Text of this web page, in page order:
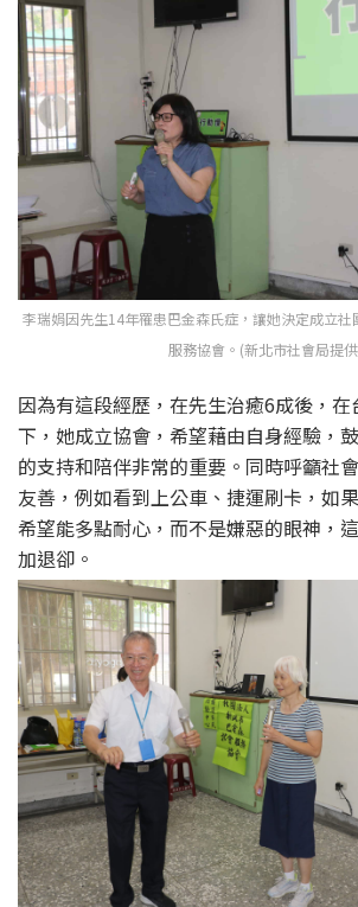
李瑞娟因先生14年罹患巴金森氏症，讓她決定成立社
服務協會。(新北市社會局提
因為有這段經歷，在先生治癒6成後，
下，她成立協會，希望藉由自身經驗，
的支持和陪伴非常的重要。同時呼籲社
友善，例如看到上公車、捷運刷卡，如
希望能多點耐心，而不是嫌惡的眼神，
加退卻。